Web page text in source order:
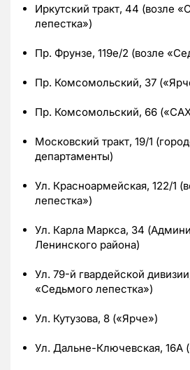
Иркутский тракт, 44 (возле
лепестка»)
Пр. Фрунзе, 119е/2 (возле
Пр. Комсомольский, 37
Пр. Комсомольский, 66
Московский тракт, 19/1
департаменты)
Ул. Красноармейская, 122/1
лепестка»)
Ул. Карла Маркса, 34
Ленинского района)
Ул. 79-й гвардейской
«Седьмого лепестка»)
Ул. Кутузова, 8 («Ярче»)
Ул. Дальне-Ключевская, 16А